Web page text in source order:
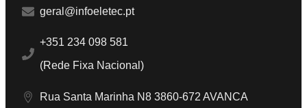
geral@infoeletec.pt
+351 234 098 581
(Rede Fixa Nacional)
Rua Santa Marinha N8 3860-672 AVANCA